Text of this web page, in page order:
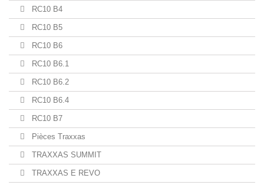
RC10 B4
RC10 B5
RC10 B6
RC10 B6.1
RC10 B6.2
RC10 B6.4
RC10 B7
Pièces Traxxas
TRAXXAS SUMMIT
TRAXXAS E REVO